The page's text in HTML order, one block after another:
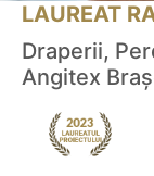
LAUREAT
Draperii,
Angitex